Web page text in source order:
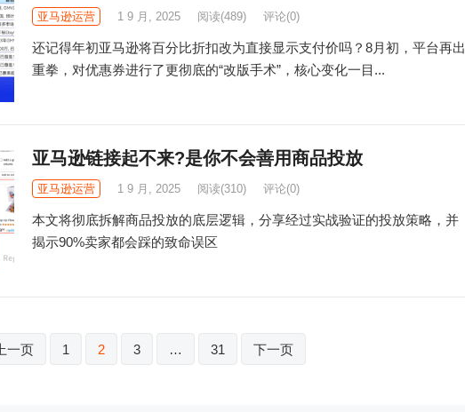
亚马逊运营 1 9 月, 2025 阅读(489) 评论(0)
还记得年初亚马逊将百分比折扣改为直接显示支付价吗？8月初，平台再出
重拳，对优惠券进行了更彻底的“改版手术”，核心变化一目...
亚马逊链接起不来?是你不会善用商品投放
亚马逊运营 1 9 月, 2025 阅读(310) 评论(0)
本文将彻底拆解商品投放的底层逻辑，分享经过实战验证的投放策略，并
揭示90%卖家都会踩的致命误区
上一页 1 2 3 … 31 下一页